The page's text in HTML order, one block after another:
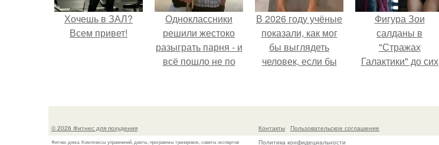
Хочешь в ЗАЛ?
Всем привет!
Одноклассники
решили жестоко
разыграть парня - и
всё пошло не по
В 2026 году учёные
показали, как мог
бы выглядеть
человек, если бы
специально для
автокатастpoфах.
Фигура Зои
салданы в
"Стражах
Галактики" до сих
© 2026 Фитнес для похудения
Фитнес дома. Комплексы упражнений, диеты, программы тренировок, советы экспертов
Контакты
Пользовательское соглашение
Политика конфидециальности